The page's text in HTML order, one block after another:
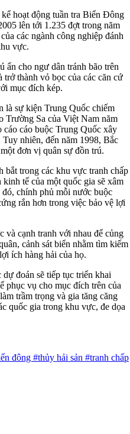
hoạt động tuần tra Biển Đông
lên tới 1.235 đợt trong năm
các ngành công nghiệp đánh
vực.
ẩn cho ngư dân tránh bão trên
thành vỏ bọc của các căn cứ
mục đích kép.
là sự kiện Trung Quốc chiếm
Trường Sa của Việt Nam năm
cáo cáo buộc Trung Quốc xây
nhiên, đến năm 1998, Bắc
đơn vị quân sự đồn trú.
bắt trong các khu vực tranh chấp
tế của một quốc gia sẽ xâm
chính phủ mỗi nước buộc
rắn hơn trong việc bảo vệ lợi
và cạnh tranh với nhau để củng
cảnh sát biển nhằm tìm kiếm
ích hàng hải của họ.
đoán sẽ tiếp tục triển khai
phục vụ cho mục đích trên của
trầm trọng và gia tăng căng
quốc gia trong khu vực, đe dọa
đông #thủy hải sản #tranh chấp